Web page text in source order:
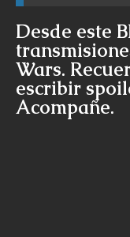
Desde este
Wars.
escribir
Acompañe.